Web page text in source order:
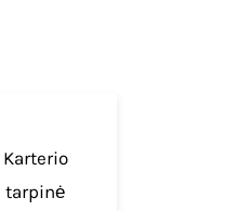
Karterio
tarpinė